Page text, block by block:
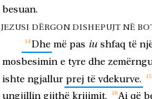
besuan.
JEZUSI DËRGON DISHEPUJT NË
Dhe më pas iu shfaq të
mosbesimin e tyre dhe
ishte ngjallur prej të vdekurve.
ungjillin gjithë krijimit. Ai që